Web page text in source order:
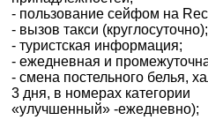
- пользование сейфом на
- вызов такси (круглосуточно);
- туристская информация;
- ежедневная и
- смена постельного белья,
3 дня, в номерах категории
«улучшенный» -ежедневно);